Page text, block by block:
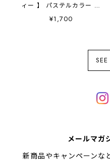
ィー 】 パステルカラー マ
うちの子 プレゼント ギ
¥1,700
メールマガ
新商品やキャンペーンな